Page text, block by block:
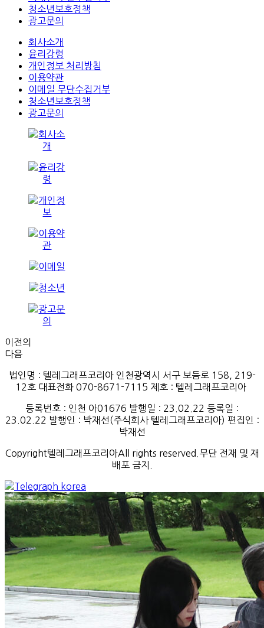
청소년보호정책
광고문의
회사소개
윤리강령
개인정보 처리방침
이용약관
이메일 무단수집거부
청소년보호정책
광고문의
이전의
다음
법인명 : 텔레그래프코리아 인천광역시 서구 보듬로 158, 219-
12호 대표전화 070-8671-7115 제호 : 텔레그래프코리아
등록번호 : 인천 아01676 발행일 : 23.02.22 등록일 :
23.02.22 발행인 : 박재선(주식회사텔레그래프코리아) 편집인 :
박재선
Copyright텔레그래프코리아All rights reserved.무단 전재 및 재
배포 금지.